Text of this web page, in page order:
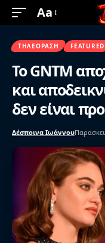
Aa
ΤΗΛΕΌΡΑΣΗ FEATURED
Το GNTM
και
δεν είναι
Δέσποινα Ιωάννου